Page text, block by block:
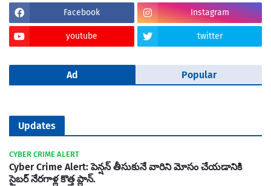
Facebook Instagram
youtube twitter
Ad Popular
Updates
CYBER CRIME ALERT
Cyber Crime Alert: పెన్షన్ తీసుకునే వారిని మోసం చేయడానికి
సైబర్ నేరగాళ్ల కొత్త ప్లాన్.